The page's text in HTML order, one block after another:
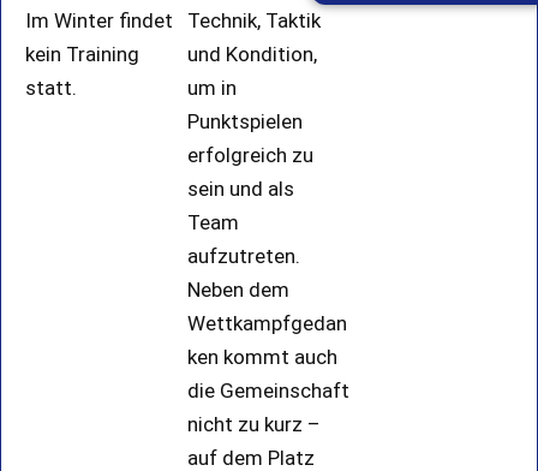
Im Winter findet
kein Training
statt.
Technik, Taktik
und Kondition,
um in
Punktspielen
erfolgreich zu
sein und als
Team
aufzutreten.
Neben dem
Wettkampfgedan
ken kommt auch
die Gemeinschaft
nicht zu kurz –
auf dem Platz